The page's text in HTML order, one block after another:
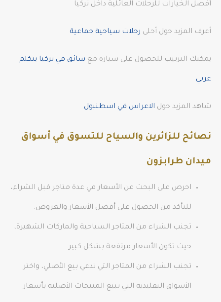
أفضل الخيارات للرحلات العائلية داخل تركيا
أعرف المزيد حول أحلى رحلات سياحية جماعية
يمكنك الترتيب للحصول على سيارة مع سائق في تركيا يتكلم
عربي
شاهد المزيد حول الاعراس في اسطنبول
نصائح للزائرين والسياح للتسوق في أسواق
ميدان طرابزون
احرص على البحث عن الأسعار في عدة متاجر قبل الشراء،
للتأكد من الحصول على أفضل الأسعار والعروض.
تجنب الشراء من المتاجر السياحية والماركات الشهيرة،
حيث تكون الأسعار مرتفعة بشكل كبير.
تجنب الشراء من المتاجر التي تدعي بيع الأصلي، واختر
الأسواق التقليدية التي تبيع المنتجات الأصلية بأسعار